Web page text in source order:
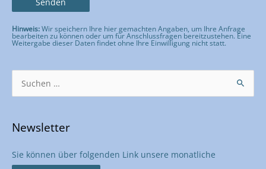
Hinweis:Wir speichern Ihre hier gemachten Angaben, um Ihre Anfrage
bearbeiten zu können oder um für Anschlussfragen bereitzustehen. Eine
Weitergabe dieser Daten findet ohne Ihre Einwilligung nicht statt.
Newsletter
Sie können über folgenden Link unsere monatliche